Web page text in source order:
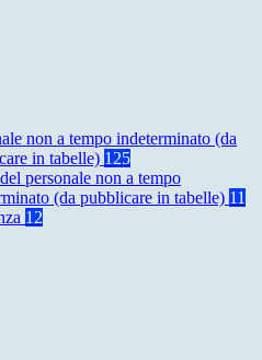
non a tempo indeterminato (da
in tabelle) 125
personale non a tempo
(da pubblicare in tabelle) 11
12